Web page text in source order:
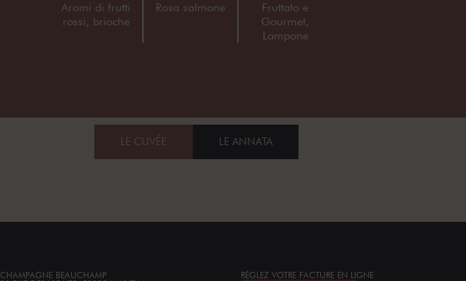
Aromi di frutti
rossi, brioche
Rosa salmone
Fruttato e
Gourmet,
Lampone
LE CUVÉE LE ANNATA
CHAMPAGNE BEAUCHAMP
RÉGLEZ VOTRE FACTURE EN LIGNE